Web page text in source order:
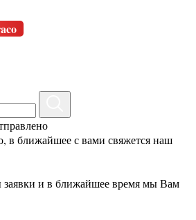
в ближайшее с вами свяжется наш
и в ближайшее время мы Вам